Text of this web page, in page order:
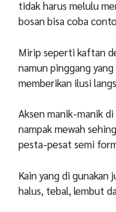
tidak harus melulu
bosan bisa coba
Mirip seperti kaftan
namun pinggang
memberikan ilusi
Aksen manik-manik
nampak mewah
pesta-pesat semi
Kain yang di gunakan
halus, tebal, lembut